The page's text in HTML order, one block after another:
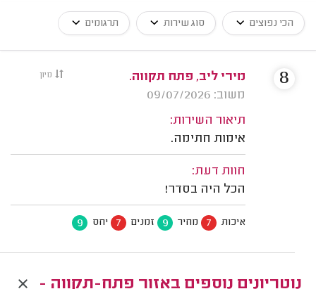
הכי נפוצים סוג שירות תרגומים
מיון
מירי ליב, פתח תקווה.
משוב: 09/07/2026
תיאור השירות:
אימות חתימה.
חוות דעת:
הכל היה בסדר!
איכות 7 מחיר 9 זמנים 7 יחס 9
8
נוטריונים נוספים באזור פתח-תקווה -